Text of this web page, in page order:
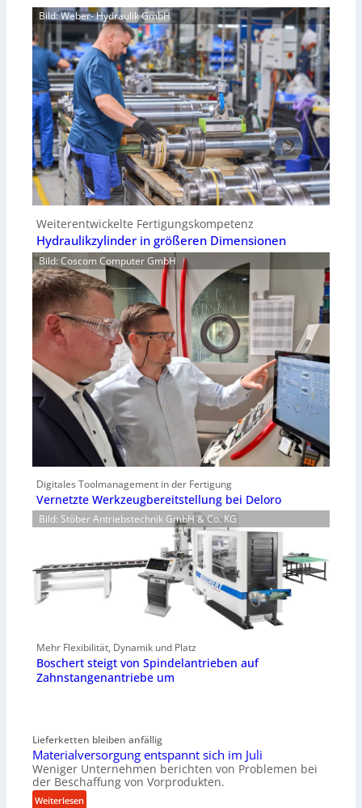
Bild: Weber- Hydraulik GmbH
Weiterentwickelte Fertigungskompetenz
Hydraulikzylinder in größeren Dimensionen
Bild: Coscom Computer GmbH
Digitales Toolmanagement in der Fertigung
Vernetzte Werkzeugbereitstellung bei Deloro
Bild: Stöber Antriebstechnik GmbH & Co. KG
Mehr Flexibilität, Dynamik und Platz
Boschert steigt von Spindelantrieben auf
Zahnstangenantriebe um
Lieferketten bleiben anfällig
Materialversorgung entspannt sich im Juli
Weniger Unternehmen berichten von Problemen bei
der Beschaffung von Vorprodukten.
Weiterlesen: